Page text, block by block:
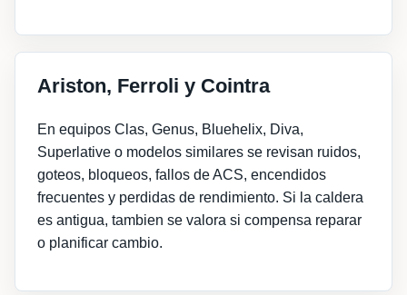
Ariston, Ferroli y Cointra
En equipos Clas, Genus, Bluehelix, Diva,
Superlative o modelos similares se revisan ruidos,
goteos, bloqueos, fallos de ACS, encendidos
frecuentes y perdidas de rendimiento. Si la caldera
es antigua, tambien se valora si compensa reparar
o planificar cambio.